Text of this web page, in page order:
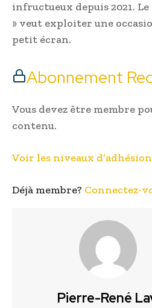
infructueux depuis 2021.
» veut exploiter une
petit écran.
Abonnement
Vous devez être membre
contenu.
Voir les niveaux
Déjà membre? Connectez-
Pierre-René